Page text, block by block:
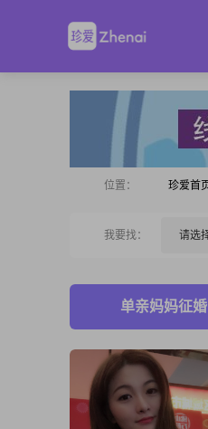
位置： 珍爱首
我要找： 请选
单亲妈妈征